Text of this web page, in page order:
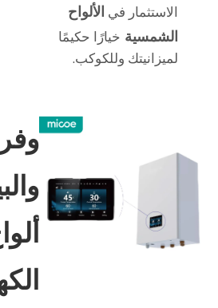
الاستثمار في الألواح
الشمسية خيارًا حكيمًا
لميزانيتك وللكوكب.